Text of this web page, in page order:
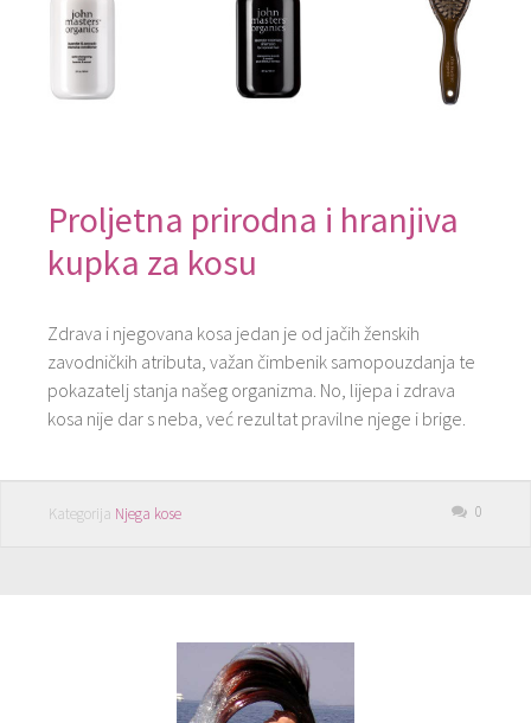
Proljetna prirodna i hranjiva
kupka za kosu
Zdrava i njegovana kosa jedan je od jačih ženskih
zavodničkih atributa, važan čimbenik samopouzdanja te
pokazatelj stanja našeg organizma. No, lijepa i zdrava
kosa nije dar s neba, već rezultat pravilne njege i brige.
Kategorija Njega kose 0